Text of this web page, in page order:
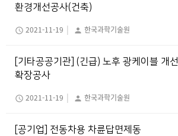
환경개선공사(건축)
schedule 2021-11-19 | person 한국과학기술원
[기타공공기관] (긴급) 노후 광케이블 개
확장공사
schedule 2021-11-19 | person 한국과학기술원
[공기업] 전동차용 차륜답면제동